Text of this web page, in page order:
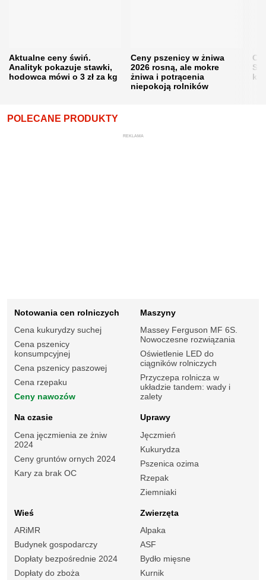
Aktualne ceny świń.
Analityk pokazuje stawki,
hodowca mówi o 3 zł za kg
Ceny pszenicy w żniwa
2026 rosną, ale mokre
żniwa i potrącenia
niepokoją rolników
POLECANE PRODUKTY
REKLAMA
Notowania cen rolniczych
Cena kukurydzy suchej
Cena pszenicy
konsumpcyjnej
Cena pszenicy paszowej
Cena rzepaku
Ceny nawozów
Maszyny
Massey Ferguson MF 6S.
Nowoczesne rozwiązania
Oświetlenie LED do
ciągników rolniczych
Przyczepa rolnicza w
układzie tandem: wady i
zalety
Na czasie
Cena jęczmienia ze żniw
2024
Ceny gruntów ornych 2024
Kary za brak OC
Uprawy
Jęczmień
Kukurydza
Pszenica ozima
Rzepak
Ziemniaki
Wieś
ARiMR
Budynek gospodarczy
Dopłaty bezpośrednie 2024
Dopłaty do zboża
Zwierzęta
Alpaka
ASF
Bydło mięsne
Kurnik